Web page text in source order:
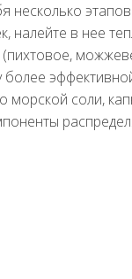
несколько
налейте в нее
соли,